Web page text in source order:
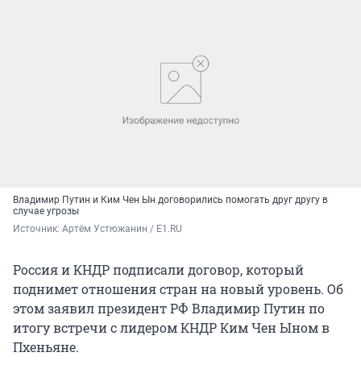
Владимир Путин и Ким Чен Ын договорились помогать друг другу в
случае угрозы
Источник: Артём Устюжанин / E1.RU
Россия и КНДР подписали договор, который
поднимет отношения стран на новый уровень. Об
этом заявил президент РФ Владимир Путин по
итогу встречи с лидером КНДР Ким Чен Ыном в
Пхеньяне.